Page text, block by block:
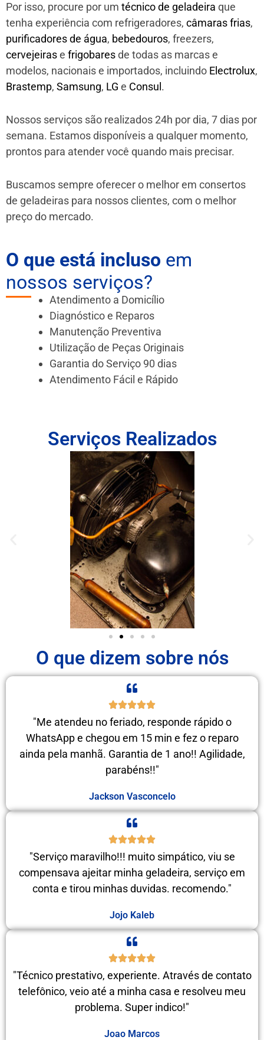
Por isso, procure por um técnico de geladeira que
tenha experiência com refrigeradores, câmaras frias,
purificadores de água, bebedouros, freezers,
cervejeirase frigobaresde todas as marcas e
modelos, nacionais e importados, incluindo Electrolux,
Brastemp, Samsung, LG e Consul .
Nossos serviços são realizados 24h por dia, 7 dias por
semana. Estamos disponíveis a qualquer momento,
prontos para atender você quando mais precisar.
Buscamos sempre oferecer o melhor em consertos
de geladeiras para nossos clientes, com o melhor
preço do mercado.
O que está incluso em
nossos serviços?
Atendimento a Domicílio
Diagnóstico e Reparos
Manutenção Preventiva
Utilização de Peças Originais
Garantia do Serviço 90 dias
Atendimento Fácil e Rápido
Serviços Realizados
O que dizem sobre nós
"Me atendeu no feriado, responde rápido o
WhatsApp e chegou em 15 min e fez o reparo
ainda pela manhã. Garantia de 1 ano!! Agilidade,
parabéns!!"
Jackson Vasconcelo
"Serviço maravilho!!! muito simpático, viu se
compensava ajeitar minha geladeira, serviço em
conta e tirou minhas duvidas. recomendo."
Jojo Kaleb
"Técnico prestativo, experiente. Através de contato
telefônico, veio até a minha casa e resolveu meu
problema. Super indico!"
Joao Marcos